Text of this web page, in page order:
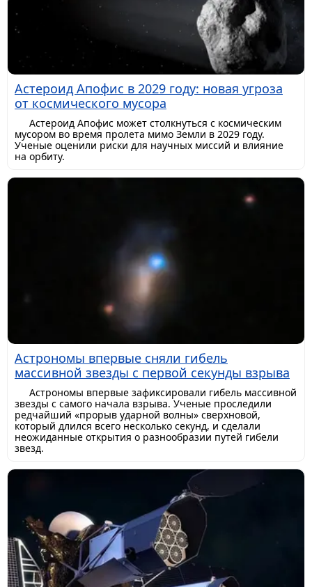
Астероид Апофис в 2029 году: новая угроза
от космического мусора
Астероид Апофис может столкнуться с космическим
мусором во время пролета мимо Земли в 2029 году.
Ученые оценили риски для научных миссий и влияние
на орбиту.
Астрономы впервые сняли гибель
массивной звезды с первой секунды взрыва
Астрономы впервые зафиксировали гибель массивной
звезды с самого начала взрыва. Ученые проследили
редчайший «прорыв ударной волны» сверхновой,
который длился всего несколько секунд, и сделали
неожиданные открытия о разнообразии путей гибели
звезд.